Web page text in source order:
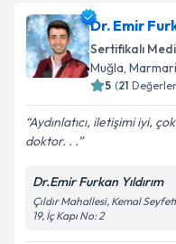
Dr. Emir
Sertifikalı
Muğla,
5 (21
Aydınlatıcı, iletişimi iyi,
doktor. . .
Dr.Emir Furkan Yıldırım
Çıldır Mahallesi, Kemal
19, İç Kapı No: 2